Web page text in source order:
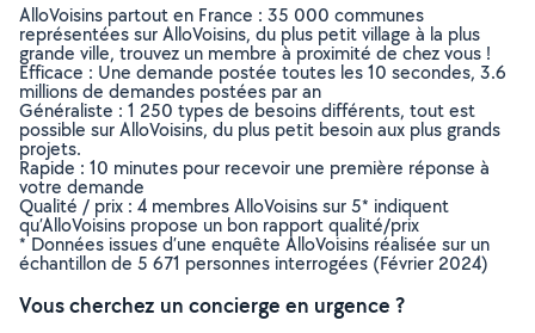
AlloVoisins partout en France : 35 000 communes
représentées sur AlloVoisins, du plus petit village à la plus
grande ville, trouvez un membre à proximité de chez vous !
Efficace : Une demande postée toutes les 10 secondes, 3.6
millions de demandes postées par an
Généraliste : 1 250 types de besoins différents, tout est
possible sur AlloVoisins, du plus petit besoin aux plus grands
projets.
Rapide : 10 minutes pour recevoir une première réponse à
votre demande
Qualité / prix : 4 membres AlloVoisins sur 5* indiquent
qu’AlloVoisins propose un bon rapport qualité/prix
* Données issues d’une enquête AlloVoisins réalisée sur un
échantillon de 5 671 personnes interrogées (Février 2024)
Vous cherchez un concierge en urgence ?